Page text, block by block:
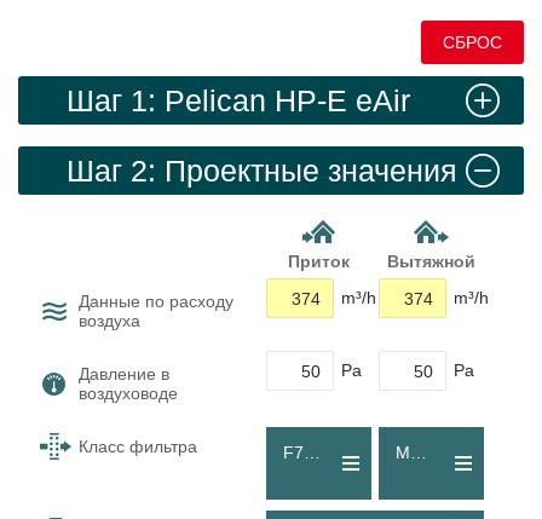
СБРОС
Шаг 1: Pelican HP-E eAir
Шаг 2: Проектные значения
Приток Вытяжной
Данные по расходу
воздуха
m³/h m³/h
Давление в
воздуховоде
Pa Pa
Класс фильтра